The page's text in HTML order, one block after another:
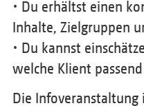
• Du erhältst einen
Inhalte, Zielgruppen
• Du kannst
welche Klient
Die Infoveranstaltung